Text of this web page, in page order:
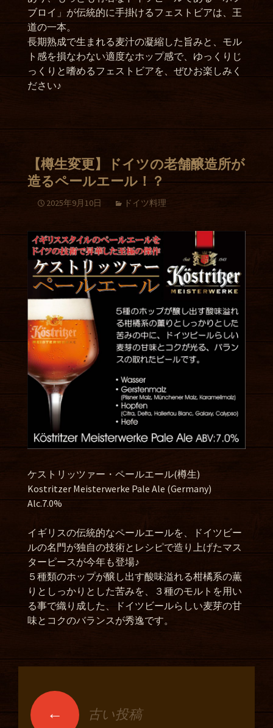
ブロイ」が伝統的に手掛けるフェストビアは、王
道の一本。
長期熟成で生まれる麦汁の凝縮した旨みと、モル
ト感を損なわない適度なホップ感で、ゆっくりじ
っくりと嗜めるフェストビアを、ぜひお楽しみく
ださい♪
【樽生変更】ドイツの老舗醸造所が
造るペールエール！？
2025年9月10日 ドイツ料理
ケストリッツァー・ペールエール(樽生)
Kostritzer Meisterwerke Pale Ale (Germany)
Alc.7.0%
イギリスの伝統的なペールエールを、ドイツビー
ルの名門が独自の技術とレシピで造り上げたマス
ターピースが今年も登場♪
５種類のホップが醸し出す酸味溢れる柑橘系の薫
りとしっかりとした苦みを、３種のモルトを用い
る事で織り成した、ドイツビールらしい麦芽の甘
味とコクのバランスが秀逸です。
← 古い投稿